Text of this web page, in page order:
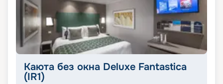
Каюта без окна Deluxe Fantastica
(IR1)